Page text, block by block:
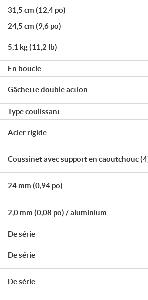
31,5 cm (12,4 po)
24,5 cm (9,6 po)
5,1 kg (11,2 lb)
En boucle
Gâchette double action
Type coulissant
Acier rigide
Coussinet avec support en caoutchouc
24 mm (0,94 po)
2,0 mm (0,08 po) / aluminium
De série
De série
De série